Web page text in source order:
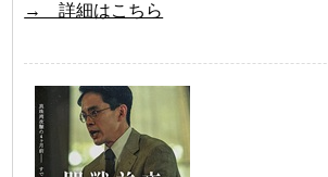
→ 詳細はこちら